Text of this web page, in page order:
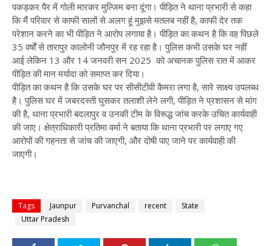
पकड़कर पैर में गोली मारकर मुल्जिम बना दूंगा। पीड़ित ने थाना प्रभारी से कहा
कि मैं परिवार से काफी सालों से अलग हूं मुझसे मतलब नहीं है, काफी देर तक
परेशान करने का भी पीड़ित ने आरोप लगाया है। पीड़ित का कथन है कि वह पिछले
35 वर्षों से तारापुर कालोनी जौनपुर में रह रहा है। पुलिस कभी उसके घर नहीं
आई लेकिन 13 और 14 जनवरी सन 2025 को अचानक पुलिस रात में आकर
पीड़ित की मान मर्यादा को समाप्त कर दिया।
पीड़ित का कथन है कि उसके घर पर सीसीटीवी कैमरा लगा है, सारे साक्ष्य उपलब्ध
है। पुलिस घर में जबरदस्ती घुसकर तलाशी लेने लगी, पीड़ित ने प्रशासन से मांग
की है, थाना प्रभारी बदलापुर व उनकी टीम के विरूद्ध जांच करके उचित कार्यवाही
की जाए। क्षेत्राधिकारी प्रतिमा वर्मा ने बताया कि थाना प्रभारी पर लगाए गए
आरोपों की गहनता से जांच की जाएगी, और दोषी पाए जाने पर कार्यवाही की
जाएगी।
Tags Jaunpur Purvanchal recent
State
Uttar Pradesh